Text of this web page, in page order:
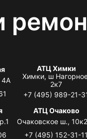
4А
АТЦ Химки
Химки, ш
2к7
+7 (495) 989-21-
АТЦ Очаково
Очаковское ш.,
+7 (495) 152-31-11